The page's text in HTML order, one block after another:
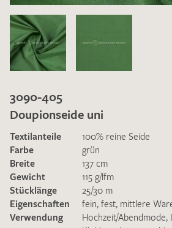
Ich bin damit einverstanden, dass
zur Beantwortung meiner
DieDatenschutzbestimmungenhabe
genommen und akzeptiere diese.
3090-405
Doupionseide uni
Textilanteile
100% reine Seide
Farbe
grün
Breite
137 cm
Gewicht
115 g/lfm
Stücklänge
25/30 m
Eigenschaften
fein, fest, mittlere
Verwendung
Hochzeit/Abendmode,